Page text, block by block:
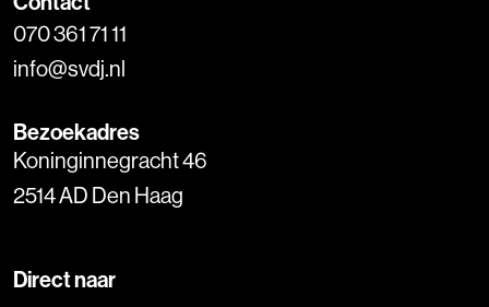
070 361 71 11
info@svdj.nl
Bezoekadres
Koninginnegracht 46
2514 AD Den Haag
Direct naar